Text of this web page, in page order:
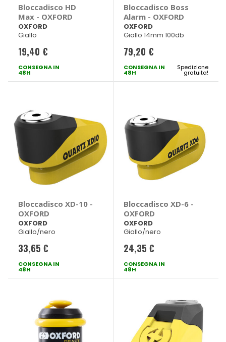
Bloccadisco HD
Max - OXFORD
OXFORD
Giallo
19,40 €
CONSEGNA IN
48H
Bloccadisco Boss
Alarm - OXFORD
OXFORD
Giallo 14mm 100db
79,20 €
CONSEGNA IN
48H
Spedizione
gratuita!
Bloccadisco XD-10 -
OXFORD
OXFORD
Giallo/nero
33,65 €
CONSEGNA IN
48H
Bloccadisco XD-6 -
OXFORD
OXFORD
Giallo/nero
24,35 €
CONSEGNA IN
48H